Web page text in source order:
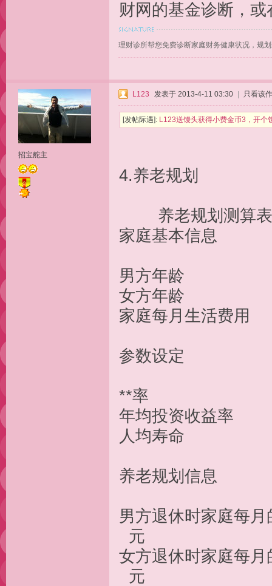
财网的基金诊断，
理财诊所帮您免费诊断家庭财务健康状况，规
招宝舵主
L123 发表于 2013-4-11 03:30 只看该
[发帖际遇]: L123送馒头获得小费金币3，开个
4.养
养老规
家庭基
男方年
女方年
家庭每月
参数
**率
年均投
人均寿
养老规
男方退休时
元
女方退休时
元